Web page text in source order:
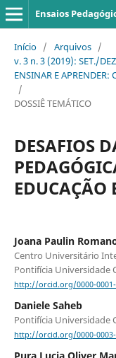
Ensaios
Início / Arquivos /
v. 3 n. 3 (2019): SET./
ENSINAR E APRENDER:
/
DOSSIÊ TEMÁTICO
DESAFIOS
EDUCAÇÃO
Joana Paulin
Centro Universitário
Pontifícia Universidade
http://orcid.org/0000-0001-
Daniele Saheb
Pontifícia Universidade
http://orcid.org/0000-0003-